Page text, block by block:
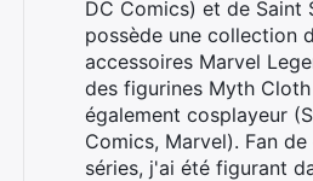
DC Comics) et de Saint
possède une collection
accessoires Marvel
des figurines Myth Cloth
également cosplayeur
Comics, Marvel). Fan
séries, j'ai été figurant